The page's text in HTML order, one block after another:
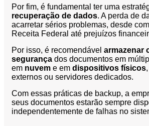
Por fim, é fundamental ter uma
recuperação de dados. A perda de
acarretar sérios problemas, desde
Receita Federal até prejuízos
Por isso, é recomendável armazenar
segurança dos documentos em
em nuvem e em dispositivos físicos
externos ou servidores dedicados.
Com essas práticas de backup, a
seus documentos estarão sempre
independentemente de falhas no